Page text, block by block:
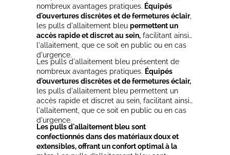
nombreux avantages pratiques. Équipés
d'ouvertures discrètes et de fermetures éclair,
les pulls d'allaitement bleu permettent un
accès rapide et discret au sein, facilitant ainsi
l'allaitement, que ce soit en public ou en cas
d'urgence.
Les pulls d'allaitement bleu présentent de
nombreux avantages pratiques. Équipés
d'ouvertures discrètes et de fermetures éclair,
les pulls d'allaitement bleu permettent un
accès rapide et discret au sein, facilitant ainsi
l'allaitement, que ce soit en public ou en cas
d'urgence.
Les pulls d'allaitement bleu sont
confectionnés dans des matériaux doux et
extensibles, offrant un confort optimal à la